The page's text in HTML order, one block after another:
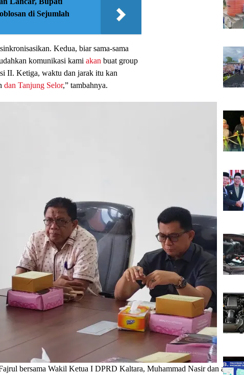
di Sejumlah
Kedua, biar sama-sama
komunikasi kami akan buat group
II. Ketiga, waktu dan jarak itu kan
dan Tanjung Selor,” tambahnya.
bersama Wakil Ketua I DPRD Kaltara, Muhammad Nasir dan